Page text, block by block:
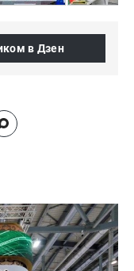
в Дзен